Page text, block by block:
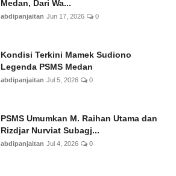
Medan, Dari Wa...
abdipanjaitan Jun 17, 2026 0
Kondisi Terkini Mamek Sudiono
Legenda PSMS Medan
abdipanjaitan Jul 5, 2026 0
PSMS Umumkan M. Raihan Utama dan
Rizdjar Nurviat Subagj...
abdipanjaitan Jul 4, 2026 0